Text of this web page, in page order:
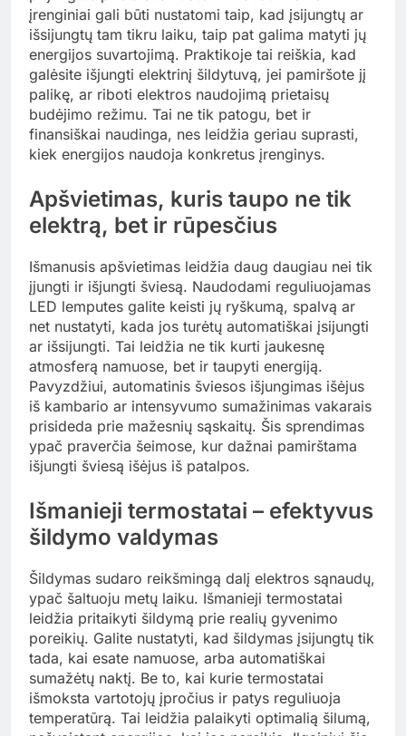
įrenginiai gali būti nustatomi taip, kad įsijungtų ar
išsijungtų tam tikru laiku, taip pat galima matyti jų
energijos suvartojimą. Praktikoje tai reiškia, kad
galėsite išjungti elektrinį šildytuvą, jei pamiršote jį
palikę, ar riboti elektros naudojimą prietaisų
budėjimo režimu. Tai ne tik patogu, bet ir
finansiškai naudinga, nes leidžia geriau suprasti,
kiek energijos naudoja konkretus įrenginys.
Apšvietimas, kuris taupo ne tik
elektrą, bet ir rūpesčius
Išmanusis apšvietimas leidžia daug daugiau nei tik
įjungti ir išjungti šviesą. Naudodami reguliuojamas
LED lemputes galite keisti jų ryškumą, spalvą ar
net nustatyti, kada jos turėtų automatiškai įsijungti
ar išsijungti. Tai leidžia ne tik kurti jaukesnę
atmosferą namuose, bet ir taupyti energiją.
Pavyzdžiui, automatinis šviesos išjungimas išėjus
iš kambario ar intensyvumo sumažinimas vakarais
prisideda prie mažesnių sąskaitų. Šis sprendimas
ypač praverčia šeimose, kur dažnai pamirštama
išjungti šviesą išėjus iš patalpos.
Išmanieji termostatai – efektyvus
šildymo valdymas
Šildymas sudaro reikšmingą dalį elektros sąnaudų,
ypač šaltuoju metų laiku. Išmanieji termostatai
leidžia pritaikyti šildymą prie realių gyvenimo
poreikių. Galite nustatyti, kad šildymas įsijungtų tik
tada, kai esate namuose, arba automatiškai
sumažėtų naktį. Be to, kai kurie termostatai
išmoksta vartotojų įpročius ir patys reguliuoja
temperatūrą. Tai leidžia palaikyti optimalią šilumą,